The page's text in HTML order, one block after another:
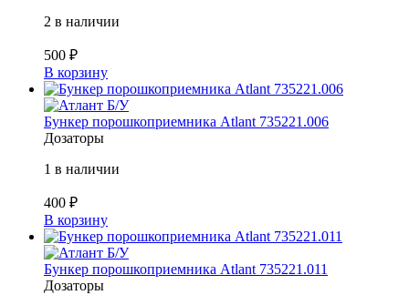
2 в наличии
500 ₽
В корзину
Б/У
Бункер порошкоприемника Atlant 735221.006
Дозаторы
1 в наличии
400 ₽
В корзину
Б/У
Бункер порошкоприемника Atlant 735221.011
Дозаторы